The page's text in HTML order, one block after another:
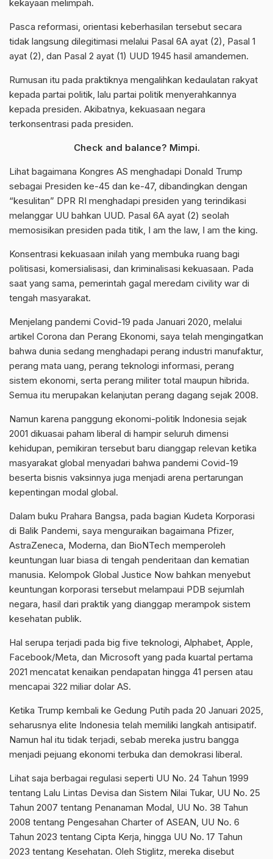
kekayaan melimpah.
Pasca reformasi, orientasi keberhasilan tersebut secara
tidak langsung dilegitimasi melalui Pasal 6A ayat (2), Pasal 1
ayat (2), dan Pasal 2 ayat (1) UUD 1945 hasil amandemen.
Rumusan itu pada praktiknya mengalihkan kedaulatan rakyat
kepada partai politik, lalu partai politik menyerahkannya
kepada presiden. Akibatnya, kekuasaan negara
terkonsentrasi pada presiden.
Check and balance? Mimpi.
Lihat bagaimana Kongres AS menghadapi Donald Trump
sebagai Presiden ke-45 dan ke-47, dibandingkan dengan
“kesulitan” DPR RI menghadapi presiden yang terindikasi
melanggar UU bahkan UUD. Pasal 6A ayat (2) seolah
memosisikan presiden pada titik, I am the law, I am the king.
Konsentrasi kekuasaan inilah yang membuka ruang bagi
politisasi, komersialisasi, dan kriminalisasi kekuasaan. Pada
saat yang sama, pemerintah gagal meredam civility war di
tengah masyarakat.
Menjelang pandemi Covid-19 pada Januari 2020, melalui
artikel Corona dan Perang Ekonomi, saya telah mengingatkan
bahwa dunia sedang menghadapi perang industri manufaktur,
perang mata uang, perang teknologi informasi, perang
sistem ekonomi, serta perang militer total maupun hibrida.
Semua itu merupakan kelanjutan perang dagang sejak 2008.
Namun karena panggung ekonomi-politik Indonesia sejak
2001 dikuasai paham liberal di hampir seluruh dimensi
kehidupan, pemikiran tersebut baru dianggap relevan ketika
masyarakat global menyadari bahwa pandemi Covid-19
beserta bisnis vaksinnya juga menjadi arena pertarungan
kepentingan modal global.
Dalam buku Prahara Bangsa, pada bagian Kudeta Korporasi
di Balik Pandemi, saya menguraikan bagaimana Pfizer,
AstraZeneca, Moderna, dan BioNTech memperoleh
keuntungan luar biasa di tengah penderitaan dan kematian
manusia. Kelompok Global Justice Now bahkan menyebut
keuntungan korporasi tersebut melampaui PDB sejumlah
negara, hasil dari praktik yang dianggap merampok sistem
kesehatan publik.
Hal serupa terjadi pada big five teknologi, Alphabet, Apple,
Facebook/Meta, dan Microsoft yang pada kuartal pertama
2021 mencatat kenaikan pendapatan hingga 41 persen atau
mencapai 322 miliar dolar AS.
Ketika Trump kembali ke Gedung Putih pada 20 Januari 2025,
seharusnya elite Indonesia telah memiliki langkah antisipatif.
Namun hal itu tidak terjadi, sebab mereka justru bangga
menjadi pejuang ekonomi terbuka dan demokrasi liberal.
Lihat saja berbagai regulasi seperti UU No. 24 Tahun 1999
tentang Lalu Lintas Devisa dan Sistem Nilai Tukar, UU No. 25
Tahun 2007 tentang Penanaman Modal, UU No. 38 Tahun
2008 tentang Pengesahan Charter of ASEAN, UU No. 6
Tahun 2023 tentang Cipta Kerja, hingga UU No. 17 Tahun
2023 tentang Kesehatan. Oleh Stiglitz, mereka disebut